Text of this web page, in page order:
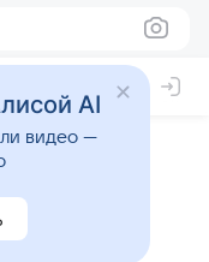
не
AI
видео —